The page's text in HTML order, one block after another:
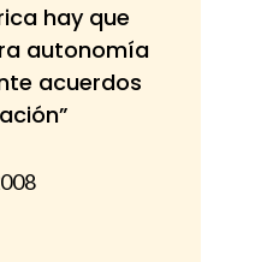
hay que
autonomía
acuerdos